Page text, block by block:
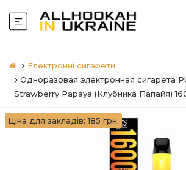
Електронні сигарети
Одноразовая электронная сигарета
Strawberry Papaya (Клубника Папайя)
Ціна для закладів: 185 грн.